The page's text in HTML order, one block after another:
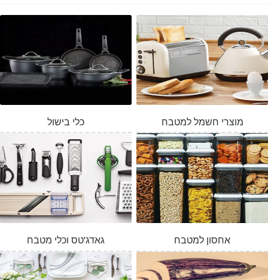
כלי בישול מוצרי חשמל למטבח
גאדג'טס וכלי מטבח אחסון למטבח